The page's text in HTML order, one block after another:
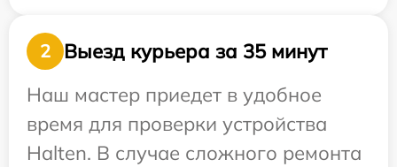
2
Выезд курьера за 35 минут
Наш мастер приедет в удобное
время для проверки устройства
Halten. В случае сложного ремонта